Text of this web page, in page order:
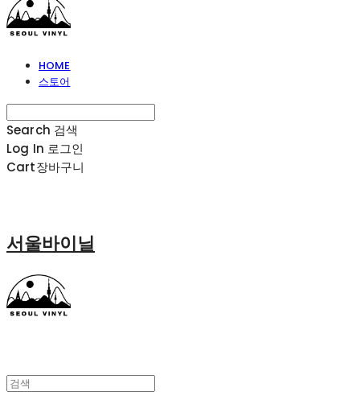
HOME
스토어
Search 검색
Log In 로그인
Cart장바구니
서울바이닐